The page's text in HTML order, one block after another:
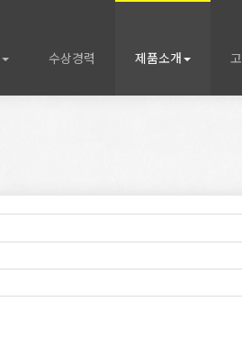
수상경력 제품소개